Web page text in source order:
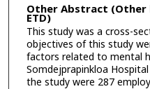
Other Abstract
ETD)
This study was a cross-
objectives of this study
factors related to mental
Somdejprapinkloa
the study were 287